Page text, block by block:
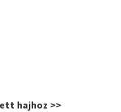
hajhoz >>